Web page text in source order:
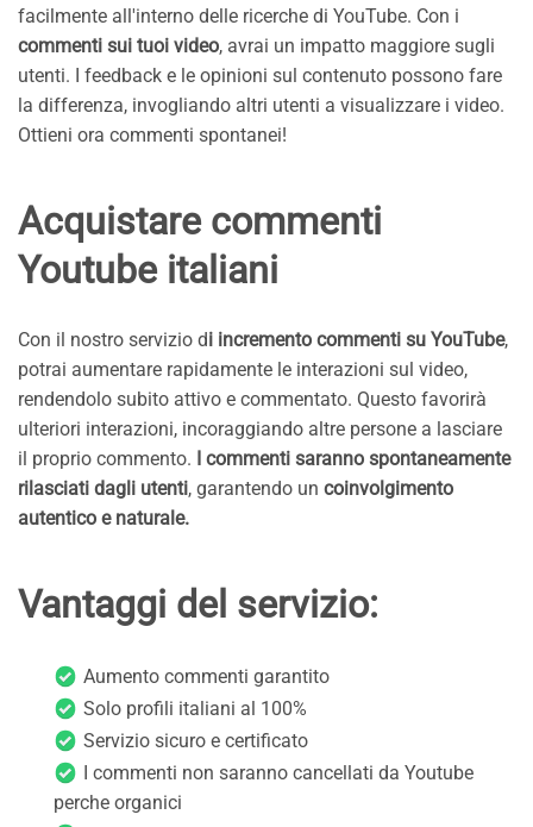
facilmente all'interno delle ricerche di YouTube. Con i
commenti sui tuoi video, avrai un impatto maggiore sugli
utenti. I feedback e le opinioni sul contenuto possono fare
la differenza, invogliando altri utenti a visualizzare i video.
Ottieni ora commenti spontanei!
Acquistare commenti
Youtube italiani
Con il nostro servizio di incremento commenti su YouTube,
potrai aumentare rapidamente le interazioni sul video,
rendendolo subito attivo e commentato. Questo favorirà
ulteriori interazioni, incoraggiando altre persone a lasciare
il proprio commento. I commenti saranno spontaneamente
rilasciati dagli utenti, garantendo un coinvolgimento
autentico e naturale.
Vantaggi del servizio:
Aumento commenti garantito
Solo profili italiani al 100%
Servizio sicuro e certificato
I commenti non saranno cancellati da Youtube
perche organici